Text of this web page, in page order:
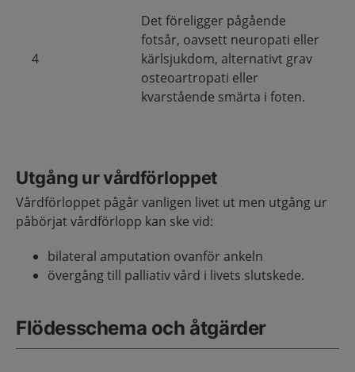
4
Det föreligger pågående
fotsår, oavsett neuropati eller
kärlsjukdom, alternativt grav
osteoartropati eller
kvarstående smärta i foten.
Utgång ur vårdförloppet
Vårdförloppet pågår vanligen livet ut men utgång ur
påbörjat vårdförlopp kan ske vid:
bilateral amputation ovanför ankeln
övergång till palliativ vård i livets slutskede.
Flödesschema och åtgärder